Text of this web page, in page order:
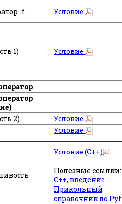
if
Условие
1) Условие
2)
Условие
Условие
Условие (C++)
Полезные ссылки:
С++, введение
Прикольный
справочник по